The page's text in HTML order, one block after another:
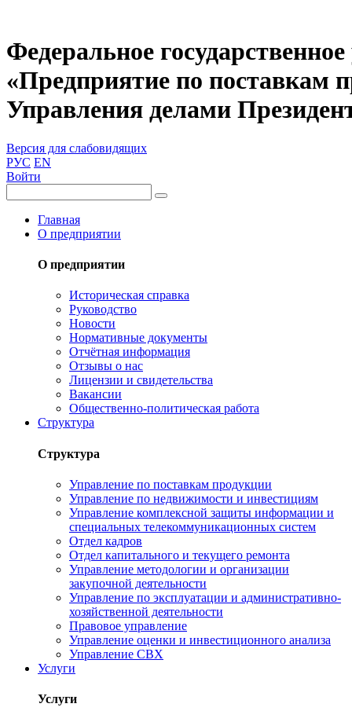
Федеральное
«Предприятие по поставкам
Управления делами
Версия для слабовидящих
РУС EN
Войти
Главная
О предприятии
О предприятии
Историческая справка
Руководство
Новости
Нормативные документы
Отчётная информация
Отзывы о нас
Лицензии и свидетельства
Вакансии
Общественно-политическая работа
Структура
Структура
Управление по поставкам продукции
Управление по недвижимости и инвестициям
Управление комплексной защиты информации и
специальных телекоммуникационных систем
Отдел кадров
Отдел капитального и текущего ремонта
Управление методологии и организации
закупочной деятельности
Управление по эксплуатации и административно-
хозяйственной деятельности
Правовое управление
Управление оценки и инвестиционного анализа
Управление СВХ
Услуги
Услуги